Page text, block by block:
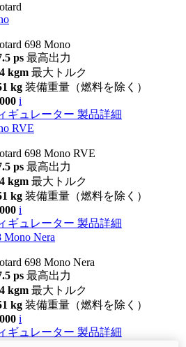
698 Mono
ps 最高出力
kgm 最大トルク
kg 装備重量（燃料を除く）
i
ギュレーター 製品詳細
RVE
698 Mono RVE
ps 最高出力
kgm 最大トルク
kg 装備重量（燃料を除く）
i
ギュレーター 製品詳細
Mono Nera
698 Mono Nera
ps 最高出力
kgm 最大トルク
kg 装備重量（燃料を除く）
i
ギュレーター 製品詳細